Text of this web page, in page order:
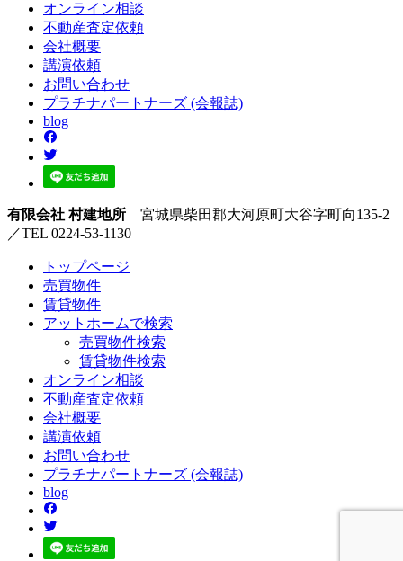
オンライン相談
不動産査定依頼
会社概要
講演依頼
お問い合わせ
プラチナパートナーズ (会報誌)
blog
有限会社 村建地所 宮城県柴田郡大河原町大谷字町向135-2
／TEL 0224-53-1130
トップページ
売買物件
賃貸物件
アットホームで検索
売買物件検索
賃貸物件検索
オンライン相談
不動産査定依頼
会社概要
講演依頼
お問い合わせ
プラチナパートナーズ (会報誌)
blog